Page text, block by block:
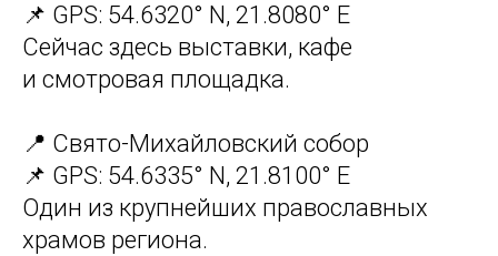
📌 GPS: 54.6320° N, 21.8080° E
Сейчас здесь выставки, кафе
и смотровая площадка.
📍 Свято-Михайловский собор
📌 GPS: 54.6335° N, 21.8100° E
Один из крупнейших православных
храмов региона.